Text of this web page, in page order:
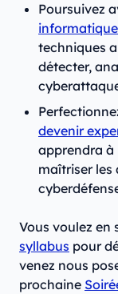
Poursuivez
informatique
techniques
détecter,
devenir
apprendra à
maîtriser les
Vous voulez en
syllabus pour
venez nous
prochaine